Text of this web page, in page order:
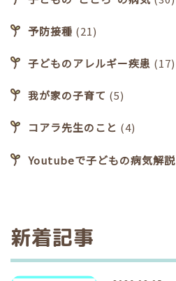
予防接種 (21)
子どものアレルギー疾患 (17)
我が家の子育て (5)
コアラ先生のこと (4)
Youtubeで子どもの病気解説
新着記事